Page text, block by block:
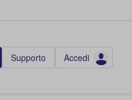
Supporto Accedi